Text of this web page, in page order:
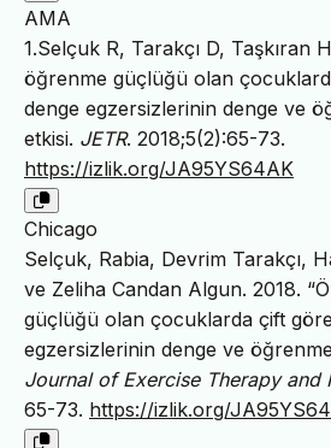
AMA
1.Selçuk R, Tarakçı D, Taşkıran
öğrenme güçlüğü olan
denge egzersizlerinin denge ve
etkisi. JETR. 2018;5(2):65-73.
https://izlik.org/JA95YS64AK
Chicago
Selçuk, Rabia, Devrim Tarakçı,
ve Zeliha Candan Algun. 2018.
güçlüğü olan çocuklarda çift
egzersizlerinin denge ve
Journal of Exercise Therapy and
65-73. https://izlik.org/